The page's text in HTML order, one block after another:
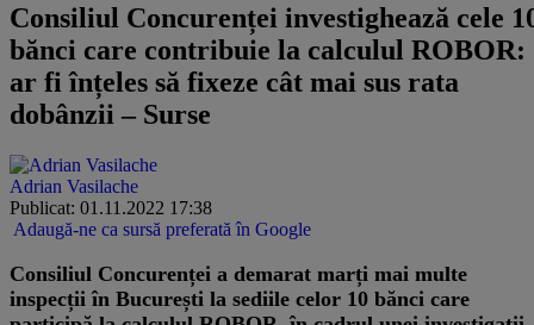
Consiliul Concurenței investighează cele
bănci care contribuie la calculul ROBOR:
ar fi înțeles să fixeze cât mai sus rata
dobânzii – Surse
Adrian Vasilache
Publicat: 01.11.2022 17:38
Adaugă-ne ca sursă preferată în Google
​Consiliul Concurenței a demarat marți mai multe
inspecții în București la sediile celor 10 bănci care